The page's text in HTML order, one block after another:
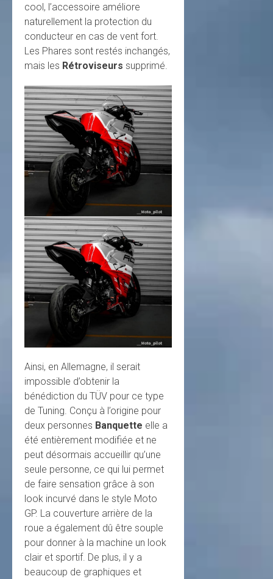
cool, l’accessoire améliore
naturellement la protection du
conducteur en cas de vent fort.
Les Phares sont restés inchangés,
mais les Rétroviseurs supprimé.
Ainsi, en Allemagne, il serait
impossible d’obtenir la
bénédiction du TÜV pour ce type
de Tuning. Conçu à l’origine pour
deux personnes Banquette elle a
été entièrement modifiée et ne
peut désormais accueillir qu’une
seule personne, ce qui lui permet
de faire sensation grâce à son
look incurvé dans le style Moto
GP. La couverture arrière de la
roue a également dû être souple
pour donner à la machine un look
clair et sportif. De plus, il y a
beaucoup de graphiques et